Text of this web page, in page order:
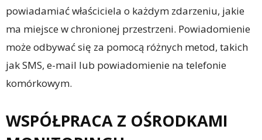
powiadamiać właściciela o każdym zdarzeniu, jakie
ma miejsce w chronionej przestrzeni. Powiadomienie
może odbywać się za pomocą różnych metod, takich
jak SMS, e-mail lub powiadomienie na telefonie
komórkowym.
WSPÓŁPRACA Z OŚRODKAMI